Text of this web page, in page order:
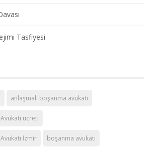
Tasfiyesi
anlaşmalı boşanma avukatı
ücreti
İzmir boşanma avukatı